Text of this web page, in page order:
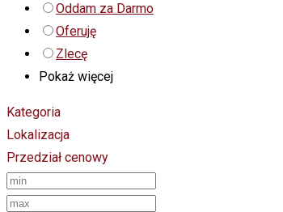
Oddam za Darmo
Oferuję
Zlecę
Pokaż więcej
Kategoria
Lokalizacja
Przedział cenowy